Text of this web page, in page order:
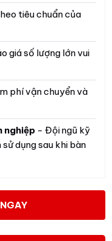
tiêu chuẩn của
giá số lượng lớn vui
phí vận chuyển và
nghiệp - Đội ngũ kỹ
dụng sau khi bàn